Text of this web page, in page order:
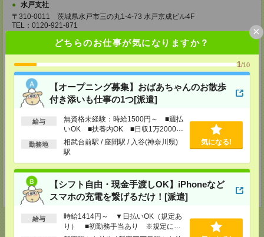
どちらのお仕事が気になりますか？
1/10
【オープニング募集】おばあちゃんのお散歩
付き添いも仕事の1つ[派遣]
給与
無資格未経験：時給1500円～ ■週払
いOK ■扶養内OK ■日収1万2000円
以上
勤務地
相武台前駅 / 座間駅 / 入谷(神奈川県)
駅
気になる!
【シフト自由・現金手渡しOK】iPhoneなど
スマホの充電を繋げるだけ！[派遣]
給与
時給1414円～ ▼日払いOK（規定あ
り） ■初勤務手当あり ※規定によ
×
水戸支社
〒310-0011 茨城県水戸市三の丸1-4-73 水戸京成ビル4F
TEL：0120-921-871
担当：採用担当者
宇都宮支社
〒320-0811 栃木県宇都宮市大通り1-2-11 フコク生命ビル4F
TEL：0120-921-871
MAIL：worker@nissonet.co.jp
担当：採用担当者
受付可能日時：9:30-19:00 ※電話受付時間⇒9:30-21:00
埼玉県さいたま市大宮区仲町2-23-2 大宮仲町センタービル3F（さいたま
TEL：0120-921-871
MAIL：worker@nissonet.co.jp
担当：採用担当者
受付可能日時：9:30-19:00 ※電話受付時間⇒9:30-21:00